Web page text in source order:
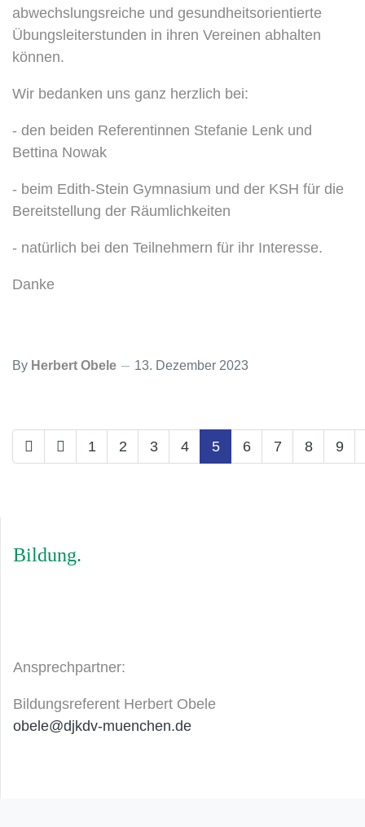
abwechslungsreiche und gesundheitsorientierte
Übungsleiterstunden in ihren Vereinen abhalten
können.
Wir bedanken uns ganz herzlich bei:
- den beiden Referentinnen Stefanie Lenk und
Bettina Nowak
- beim Edith-Stein Gymnasium und der KSH für die
Bereitstellung der Räumlichkeiten
- natürlich bei den Teilnehmern für ihr Interesse.
Danke
By Herbert Obele 13. Dezember 2023
1 2 3 4 5 6 7 8 9
Bildung
Ansprechpartner:
Bildungsreferent Herbert Obele
obele@djkdv-muenchen.de